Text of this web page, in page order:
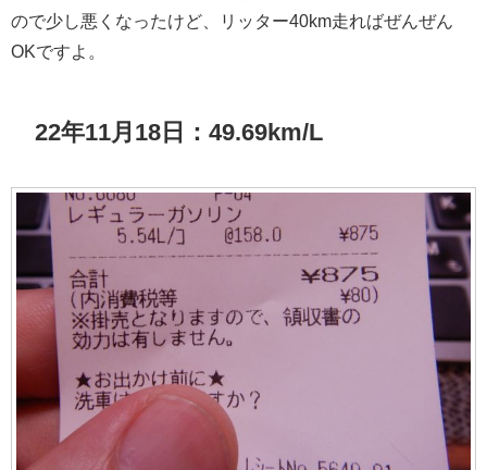
ので少し悪くなったけど、リッター40km走ればぜんぜん
OKですよ。
22年11月18日：49.69km/L